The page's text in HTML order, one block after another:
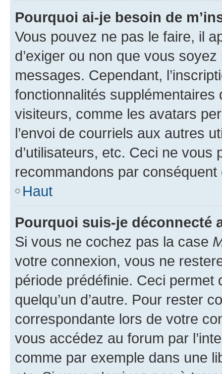
Pourquoi ai-je besoin de
Vous pouvez ne pas le faire, il
d’exiger ou non que vous
messages. Cependant,
fonctionnalités
visiteurs, comme les avatars
l’envoi de courriels aux autres
d’utilisateurs, etc. Ceci ne vous
recommandons par conséquent
Haut
Pourquoi suis-je déconnecté
Si vous ne cochez pas la case
votre connexion, vous ne
période prédéfinie. Ceci permet
quelqu’un d’autre. Pour rester
correspondante lors de votre
vous accédez au forum par
comme par exemple dans une